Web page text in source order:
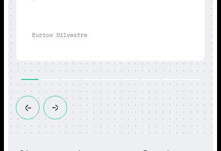
Eurico Silvestre